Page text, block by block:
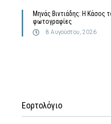
Μηνάς Βιντιάδης: Η Κάσος
φωτογραφίες
8 Αυγούστου, 2026
Εορτολόγιο